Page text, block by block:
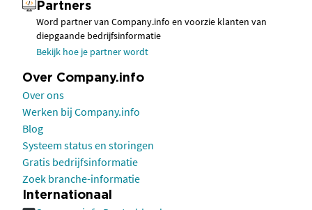
Partners
Word partner van Company.info en voorzie klanten van
diepgaande bedrijfsinformatie
Bekijk hoe je partner wordt
Over Company.info
Over ons
Werken bij Company.info
Blog
Systeem status en storingen
Gratis bedrijfsinformatie
Zoek branche-informatie
Internationaal